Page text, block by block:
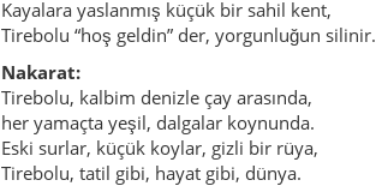
Kayalara yaslanmış küçük bir sahil kent,
Tirebolu “hoş geldin” der, yorgunluğun silinir.
Nakarat:
Tirebolu, kalbim denizle çay arasında,
her yamaçta yeşil, dalgalar koynunda.
Eski surlar, küçük koylar, gizli bir rüya,
Tirebolu, tatil gibi, hayat gibi, dünya.